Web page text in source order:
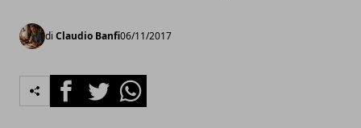
di Claudio Banfi06/11/2017
FacebookTwitterWhatsapp